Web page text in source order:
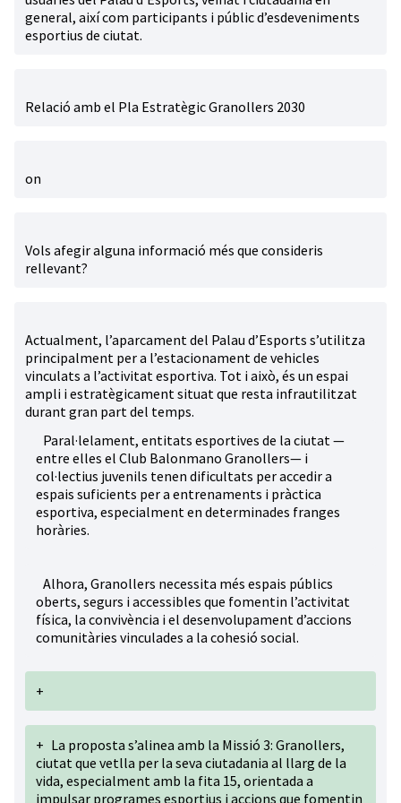
general, així com participants i públic d’esdeveniments
esportius de ciutat.
Relació amb el Pla Estratègic Granollers 2030
on
Vols afegir alguna informació més que consideris
rellevant?
Actualment, l’aparcament del Palau d’Esports s’utilitza
principalment per a l’estacionament de vehicles
vinculats a l’activitat esportiva. Tot i això, és un espai
ampli i estratègicament situat que resta infrautilitzat
durant gran part del temps.
Paral·lelament, entitats esportives de la ciutat —
entre elles el Club Balonmano Granollers— i
col·lectius juvenils tenen dificultats per accedir a
espais suficients per a entrenaments i pràctica
esportiva, especialment en determinades franges
horàries.
Alhora, Granollers necessita més espais públics
oberts, segurs i accessibles que fomentin l’activitat
física, la convivència i el desenvolupament d’accions
comunitàries vinculades a la cohesió social.
+
+ La proposta s’alinea amb la Missió 3: Granollers,
ciutat que vetlla per la seva ciutadania al llarg de la
vida, especialment amb la fita 15, orientada a
impulsar programes esportius i accions que fomentin